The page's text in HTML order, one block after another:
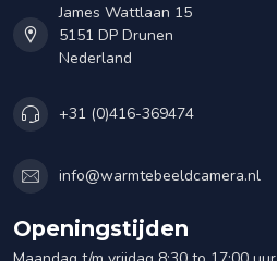
James Wattlaan 15
5151 DP Drunen
Nederland
+31 (0)416-369474
info@warmtebeeldcamera.nl
Openingstijden